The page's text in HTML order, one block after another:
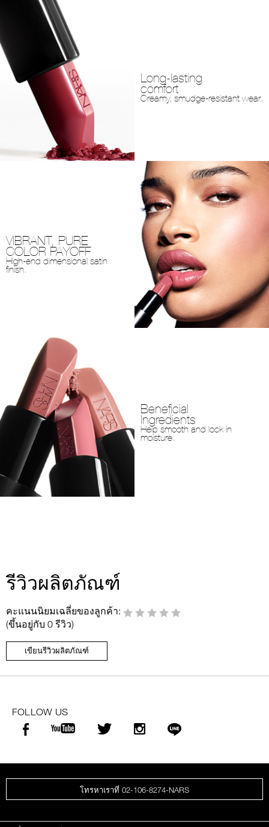
Long-lasting
comfort
Creamy, smudge-resistant wear.
VIBRANT, PURE
COLOR PAYOFF
High-end dimensional satin
finish.
Beneficial
Ingredients
Help smooth and lock in
moisture.
รีวิวผลิตภัณฑ์
คะแนนนิยมเฉลี่ยของลูกค้า:
(ขึ้นอยู่กับ 0 รีวิว)
เขียนรีวิวผลิตภัณฑ์
FOLLOW US
โทรหาเราที่ 02-106-8274-NARS